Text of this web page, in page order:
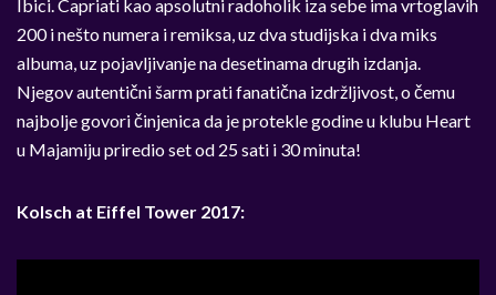
Ibici. Capriati kao apsolutni radoholik iza sebe ima vrtoglavih
200 i nešto numera i remiksa, uz dva studijska i dva miks
albuma, uz pojavljivanje na desetinama drugih izdanja.
Njegov autentični šarm prati fanatična izdržljivost, o čemu
najbolje govori činjenica da je protekle godine u klubu Heart
u Majamiju priredio set od 25 sati i 30 minuta!
Kolsch at Eiffel Tower 2017: